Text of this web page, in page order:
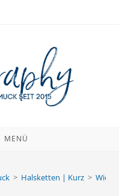
MENÜ
> Halsketten | Kurz >